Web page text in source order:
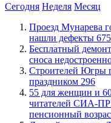
Сегодня Неделя Месяц
​Проезд Мунарева
нашли дефекты 675
​Бесплатный
сноса
​Строителей Югры
праздником 296
​55 для женщин и
читателей СИА-
пенсионный